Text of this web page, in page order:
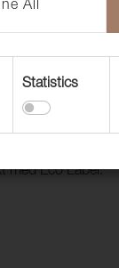
Charcoal
med Eco Label.
All
Statistics